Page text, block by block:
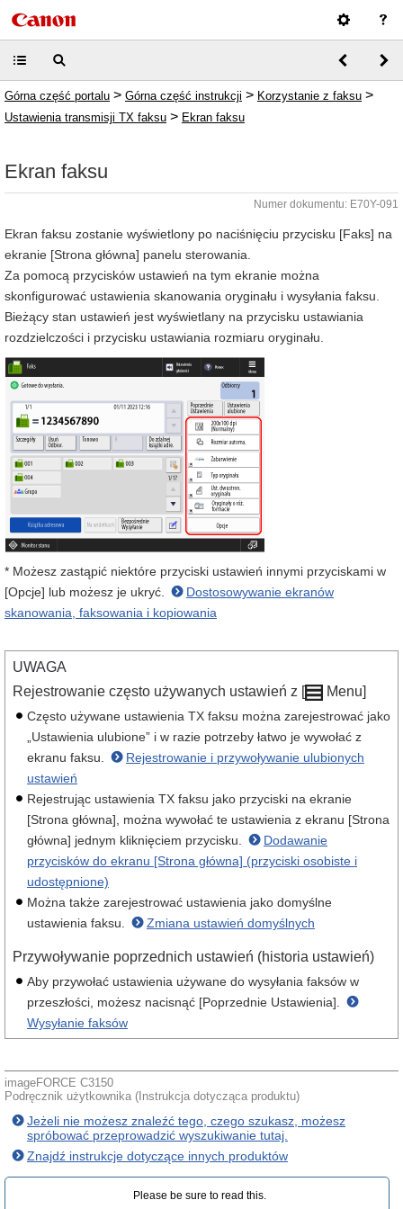
Górna część portalu > Górna część instrukcji > Korzystanie z faksu >
Ustawienia transmisji TX faksu > Ekran faksu
Ekran faksu
Numer dokumentu: E70Y-091
Ekran faksu zostanie wyświetlony po naciśnięciu przycisku [Faks] na
ekranie [Strona główna] panelu sterowania.
Za pomocą przycisków ustawień na tym ekranie można
skonfigurować ustawienia skanowania oryginału i wysyłania faksu.
Bieżący stan ustawień jest wyświetlany na przycisku ustawiania
rozdzielczości i przycisku ustawiania rozmiaru oryginału.
* Możesz zastąpić niektóre przyciski ustawień innymi przyciskami w
[Opcje] lub możesz je ukryć.
Dostosowywanie ekranów
skanowania, faksowania i kopiowania
UWAGA
Rejestrowanie często używanych ustawień z [
Menu]
Często używane ustawienia TX faksu można zarejestrować jako
„Ustawienia ulubione” i w razie potrzeby łatwo je wywołać z
ekranu faksu.
Rejestrowanie i przywoływanie ulubionych
ustawień
Rejestrując ustawienia TX faksu jako przyciski na ekranie
[Strona główna], można wywołać te ustawienia z ekranu [Strona
główna] jednym kliknięciem przycisku.
Dodawanie
przycisków do ekranu [Strona główna] (przyciski osobiste i
udostępnione)
Można także zarejestrować ustawienia jako domyślne
ustawienia faksu.
Zmiana ustawień domyślnych
Przywoływanie poprzednich ustawień (historia ustawień)
Aby przywołać ustawienia używane do wysyłania faksów w
przeszłości, możesz nacisnąć [Poprzednie Ustawienia].
Wysyłanie faksów
imageFORCE C3150
Podręcznik użytkownika (Instrukcja dotycząca produktu)
Jeżeli nie możesz znaleźć tego, czego szukasz, możesz
spróbować przeprowadzić wyszukiwanie tutaj.
Znajdź instrukcje dotyczące innych produktów
Please be sure to read this.‎